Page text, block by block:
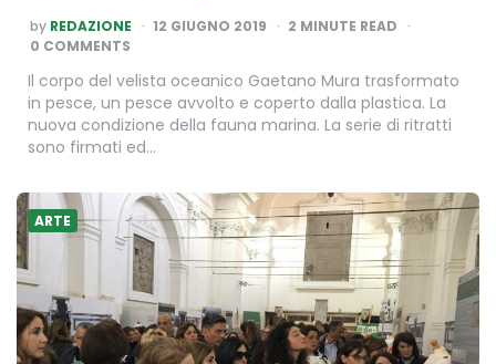
POSTED
BY
by REDAZIONE 12 GIUGNO 2019 2 MINUTE READ
0 COMMENTS
Il corpo del velista oceanico Gaetano Mura trasformato
in pesce, un pesce avvolto e coperto dalla plastica. La
nuova condizione della fauna marina. La serie di ritratti
sono firmati ed…
ARTE